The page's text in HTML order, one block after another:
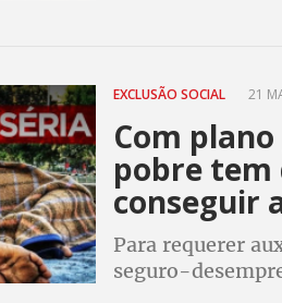
EXCLUSÃO SOCIAL 21
Com
pobre
conseguir
Para requerer
seguro-